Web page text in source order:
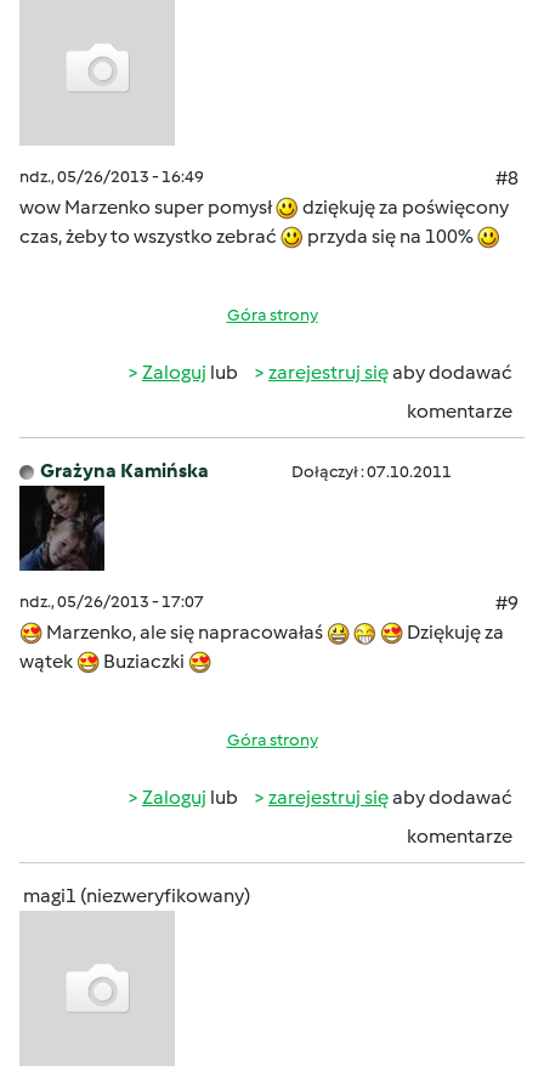
ndz., 05/26/2013 - 16:49
#8
wow Marzenko super pomysł
dziękuję za poświęcony
czas, żeby to wszystko zebrać
przyda się na 100%
Góra strony
Zaloguj lub zarejestruj sięaby dodawać
komentarze
Grażyna Kamińska Dołączył : 07.10.2011
ndz., 05/26/2013 - 17:07
#9
Marzenko, ale się napracowałaś
Dziękuję za
wątek
Buziaczki
Góra strony
Zaloguj lub zarejestruj sięaby dodawać
komentarze
magi1 (niezweryfikowany)